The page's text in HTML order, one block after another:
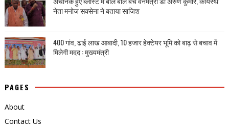
नेता मनोज सक्सेना ने बताया साजिश
400 गांव, ढाई लाख आबादी, 10 हजार हेक्टेयर भूमि को बाढ़ से बचाव में
मिलेगी मदद : मुख्यमंत्री
PAGES
About
Contact Us